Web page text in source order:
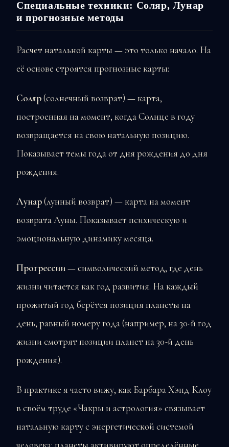
Специальные техники: Соляр, Лунар
и прогнозные методы
Расчет натальной карты — это только начало. На
её основе строятся прогнозные карты:
Соляр(солнечный возврат) — карта,
построенная на момент, когда Солнце в году
возвращается на свою натальную позицию.
Показывает темы года от дня рождения до дня
рождения.
Лунар(лунный возврат) — карта на момент
возврата Луны. Показывает психическую и
эмоциональную динамику месяца.
Прогрессии— символический метод, где день
жизни читается как год развития. На каждый
прожитый год берётся позиция планеты на
день, равный номеру года (например, на 30-й год
жизни смотрят позиции планет на 30-й день
рождения).
В практике я часто вижу, как Барбара Хэнд Клоу
в своём труде «Чакры и астрология» связывает
натальную карту с энергетической системой